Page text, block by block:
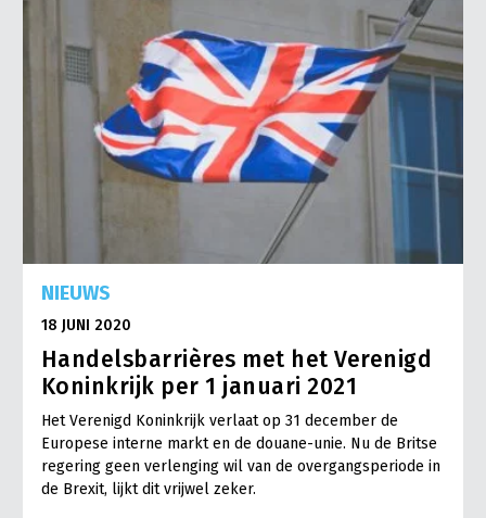
NIEUWS
18 JUNI 2020
Handelsbarrières met het Verenigd
Koninkrijk per 1 januari 2021
Het Verenigd Koninkrijk verlaat op 31 december de
Europese interne markt en de douane-unie. Nu de Britse
regering geen verlenging wil van de overgangsperiode in
de Brexit, lijkt dit vrijwel zeker.